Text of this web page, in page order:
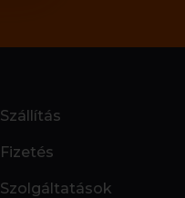
Szállítás
Fizetés
Szolgáltatások